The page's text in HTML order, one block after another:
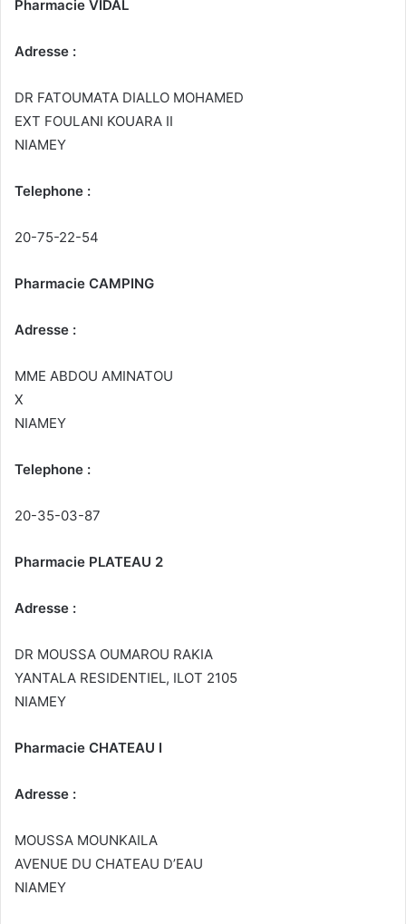
Pharmacie VIDAL
Adresse :
DR FATOUMATA DIALLO MOHAMED
EXT FOULANI KOUARA II
NIAMEY
Telephone :
20-75-22-54
Pharmacie CAMPING
Adresse :
MME ABDOU AMINATOU
X
NIAMEY
Telephone :
20-35-03-87
Pharmacie PLATEAU 2
Adresse :
DR MOUSSA OUMAROU RAKIA
YANTALA RESIDENTIEL, ILOT 2105
NIAMEY
Pharmacie CHATEAU I
Adresse :
MOUSSA MOUNKAILA
AVENUE DU CHATEAU D’EAU
NIAMEY